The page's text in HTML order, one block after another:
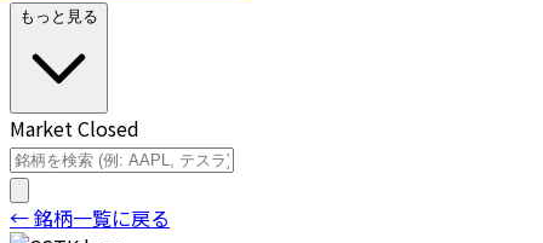
もっと見る
Market Closed
← 銘柄一覧に戻る